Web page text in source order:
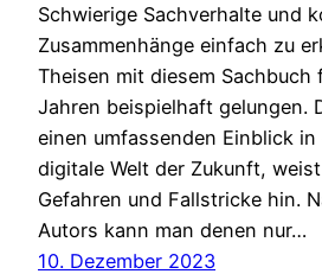
Schwierige Sachverhalte und
Zusammenhänge einfach zu
Theisen mit diesem Sachbuch
Jahren beispielhaft gelungen.
einen umfassenden Einblick
digitale Welt der Zukunft,
Gefahren und Fallstricke hin.
Autors kann man denen nur…
10. Dezember 2023